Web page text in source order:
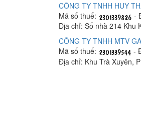
CÔNG TY TNHH HUY
Mã số thuế:
-
Địa chỉ: Số nhà 214 Khu
CÔNG TY TNHH MTV
Mã số thuế:
-
Địa chỉ: Khu Trà Xuyên,